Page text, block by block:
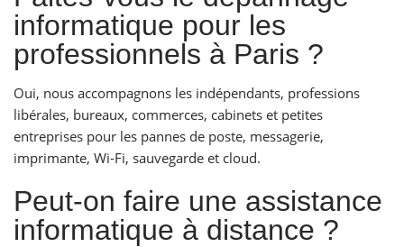
informatique pour les
professionnels à Paris ?
Oui, nous accompagnons les indépendants, professions
libérales, bureaux, commerces, cabinets et petites
entreprises pour les pannes de poste, messagerie,
imprimante, Wi-Fi, sauvegarde et cloud.
Peut-on faire une assistance
informatique à distance ?